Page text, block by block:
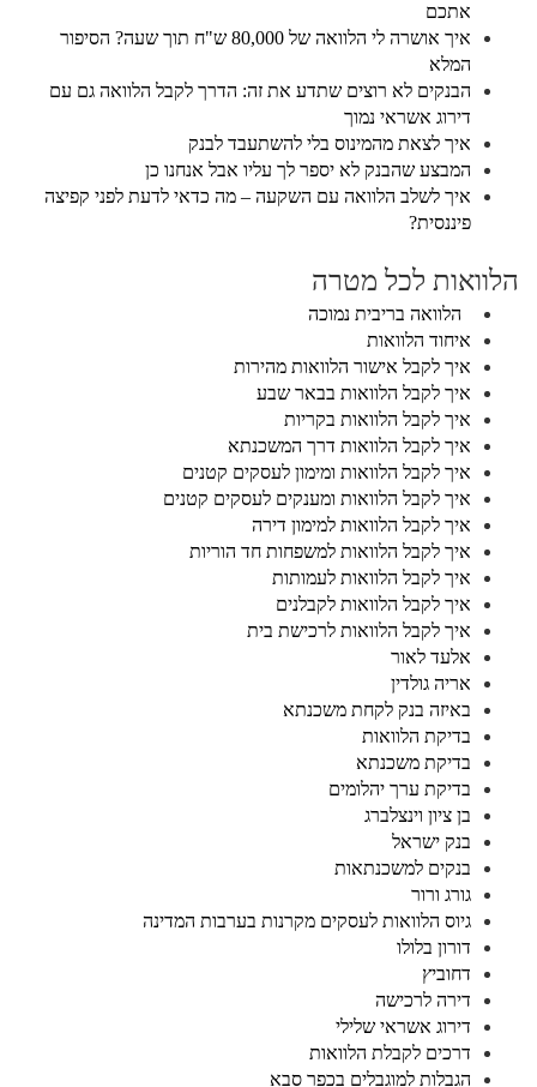
אתכם
איך אושרה לי הלוואה של 80,000 ש"ח תוך שעה? הסיפור
המלא
הבנקים לא רוצים שתדע את זה: הדרך לקבל הלוואה גם עם
דירוג אשראי נמוך
איך לצאת מהמינוס בלי להשתעבד לבנק
המבצע שהבנק לא יספר לך עליו אבל אנחנו כן
איך לשלב הלוואה עם השקעה – מה כדאי לדעת לפני קפיצה
פיננסית?
הלוואות לכל מטרה
הלוואה בריבית נמוכה
איחוד הלוואות
איך לקבל אישור הלוואות מהירות
איך לקבל הלוואות בבאר שבע
איך לקבל הלוואות בקריות
איך לקבל הלוואות דרך המשכנתא
איך לקבל הלוואות ומימון לעסקים קטנים
איך לקבל הלוואות ומענקים לעסקים קטנים
איך לקבל הלוואות למימון דירה
איך לקבל הלוואות למשפחות חד הוריות
איך לקבל הלוואות לעמותות
איך לקבל הלוואות לקבלנים
איך לקבל הלוואות לרכישת בית
אלעד לאור
אריה גולדין
באיזה בנק לקחת משכנתא
בדיקת הלוואות
בדיקת משכנתא
בדיקת ערך יהלומים
בן ציון וינצלברג
בנק ישראל
בנקים למשכנתאות
גורג ורור
גיוס הלוואות לעסקים מקרנות בערבות המדינה
דורון בלולו
דחוביץ
דירה לרכישה
דירוג אשראי שלילי
דרכים לקבלת הלוואות
הגבלות למוגבלים בכפר סבא